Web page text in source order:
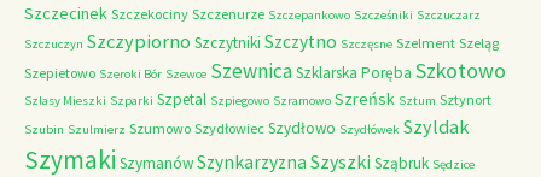
Szczecinek Szczekociny Szczenurze Szczepankowo Szcześniki Szczuczarz
Szczuczyn Szczypiorno Szczytniki Szczytno Szczęsne Szelment Szeląg
Szepietowo Szeroki Bór Szewce SzewnicaSzklarska Poręba Szkotowo
Szlasy Mieszki Szparki Szpetal Szpiegowo Szramowo Szreńsk Sztum Sztynort
Szubin Szulmierz Szumowo Szydłowiec Szydłowo Szydłówek Szyldak
Szymaki SzymanówSzynkarzyzna Szyszki Sząbruk Sędzice